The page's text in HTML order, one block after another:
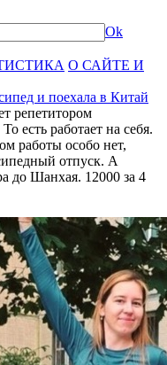
Ok
О САЙТЕ И
и поехала в Китай
репетитором
есть работает на себя.
работы особо нет,
отпуск. А
до Шанхая. 12000 за 4